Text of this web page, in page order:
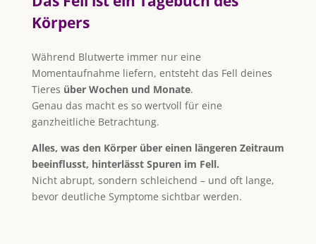
Körpers
Während Blutwerte immer nur eine
Momentaufnahme liefern, entsteht das Fell deines
Tieres über Wochen und Monate.
Genau das macht es so wertvoll für eine
ganzheitliche Betrachtung.
Alles, was den Körper über einen längeren Zeitraum
beeinflusst, hinterlässt Spuren im Fell.
Nicht abrupt, sondern schleichend – und oft lange,
bevor deutliche Symptome sichtbar werden.